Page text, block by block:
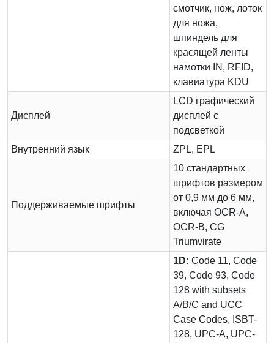
смотчик, нож, лоток
для ножа,
шпиндель для
красящей ленты
намотки IN, RFID,
клавиатура KDU
Дисплей
LCD графический
дисплей с
подсветкой
Внутренний язык
ZPL, EPL
Поддерживаемые шрифты
10 стандартных
шрифтов размером
от 0,9 мм до 6 мм,
включая OCR-A,
OCR-B, CG
Triumvirate
1D: Code 11, Code
39, Code 93, Code
128 with subsets
A/B/C and UCC
Case Codes, ISBT-
128, UPC-A, UPC-